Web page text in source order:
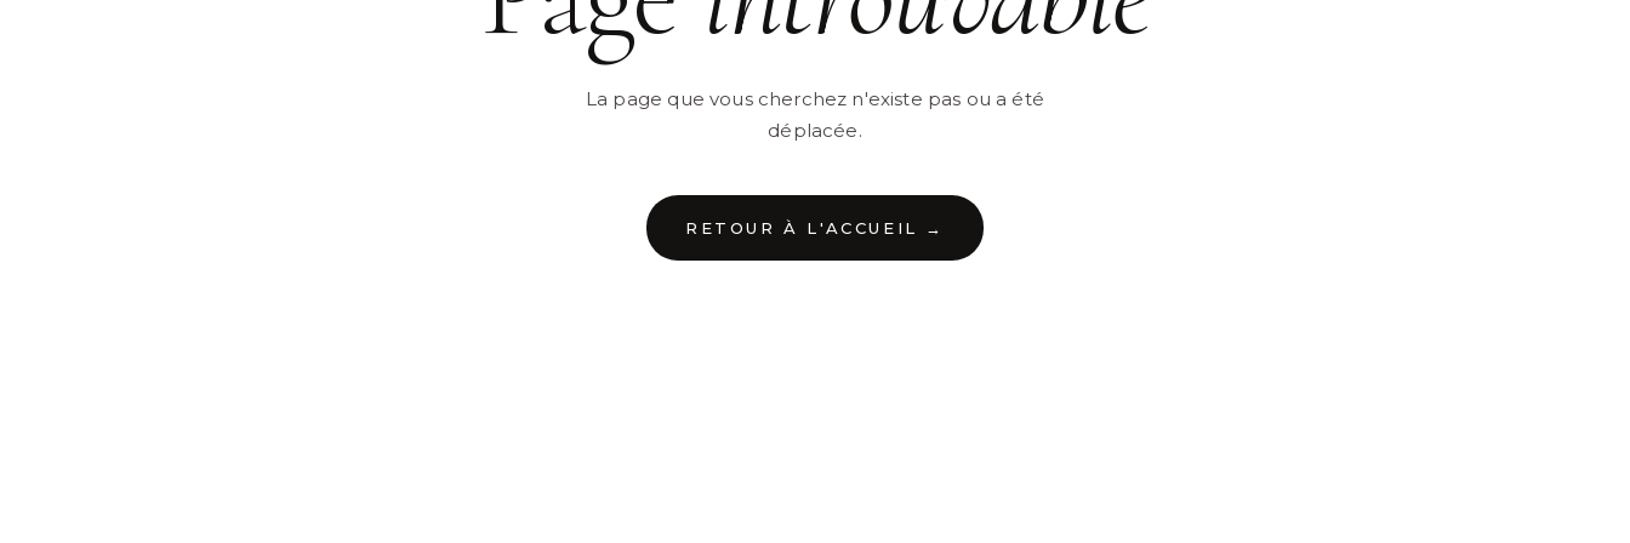
La page que vous cherchez n'existe pas ou a été
déplacée.
RETOUR À L'ACCUEIL →